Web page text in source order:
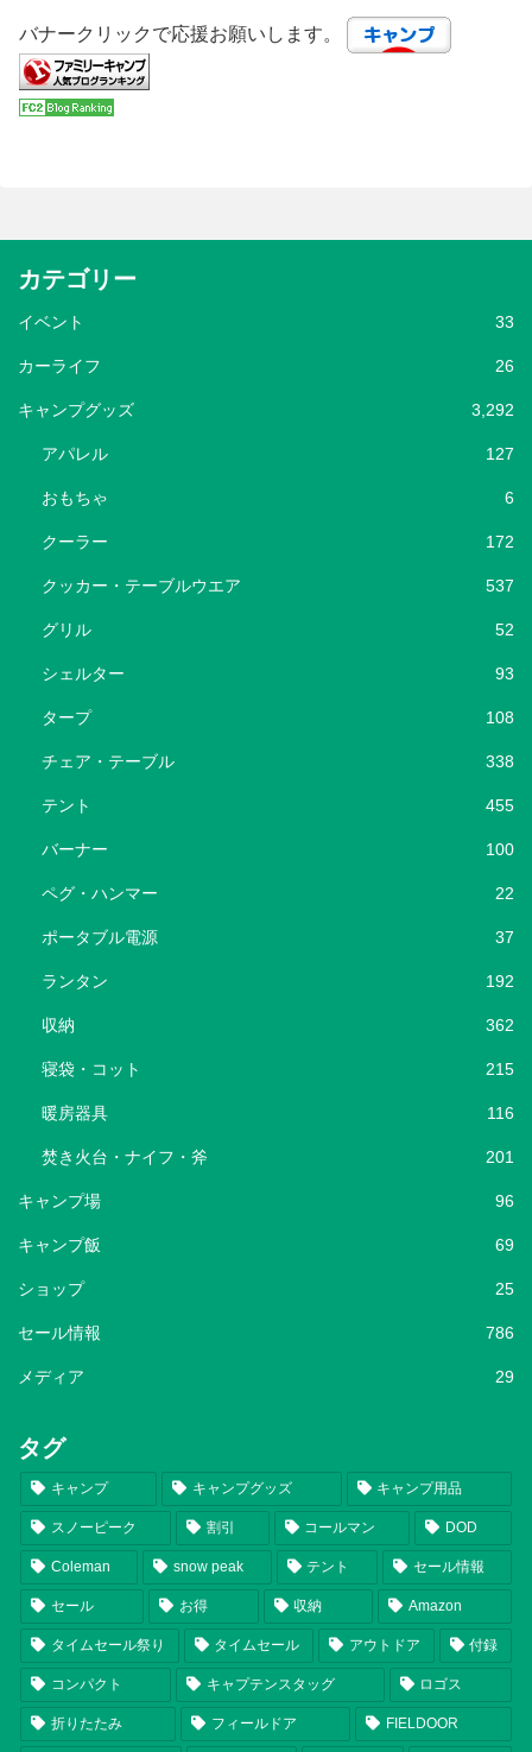
バナークリックで応援お願いします。
カテゴリー
イベント 33
カーライフ 26
キャンプグッズ 3,292
アパレル 127
おもちゃ 6
クーラー 172
クッカー・テーブルウエア 537
グリル 52
シェルター 93
タープ 108
チェア・テーブル 338
テント 455
バーナー 100
ペグ・ハンマー 22
ポータブル電源 37
ランタン 192
収納 362
寝袋・コット 215
暖房器具 116
焚き火台・ナイフ・斧 201
キャンプ場 96
キャンプ飯 69
ショップ 25
セール情報 786
メディア 29
タグ
キャンプ キャンプグッズ キャンプ用品
スノーピーク 割引 コールマン DOD
Coleman snow peak テント セール情報
セール お得 収納 Amazon
タイムセール祭り タイムセール アウトドア 付録
コンパクト キャプテンスタッグ ロゴス
折りたたみ フィールドア FIELDOOR